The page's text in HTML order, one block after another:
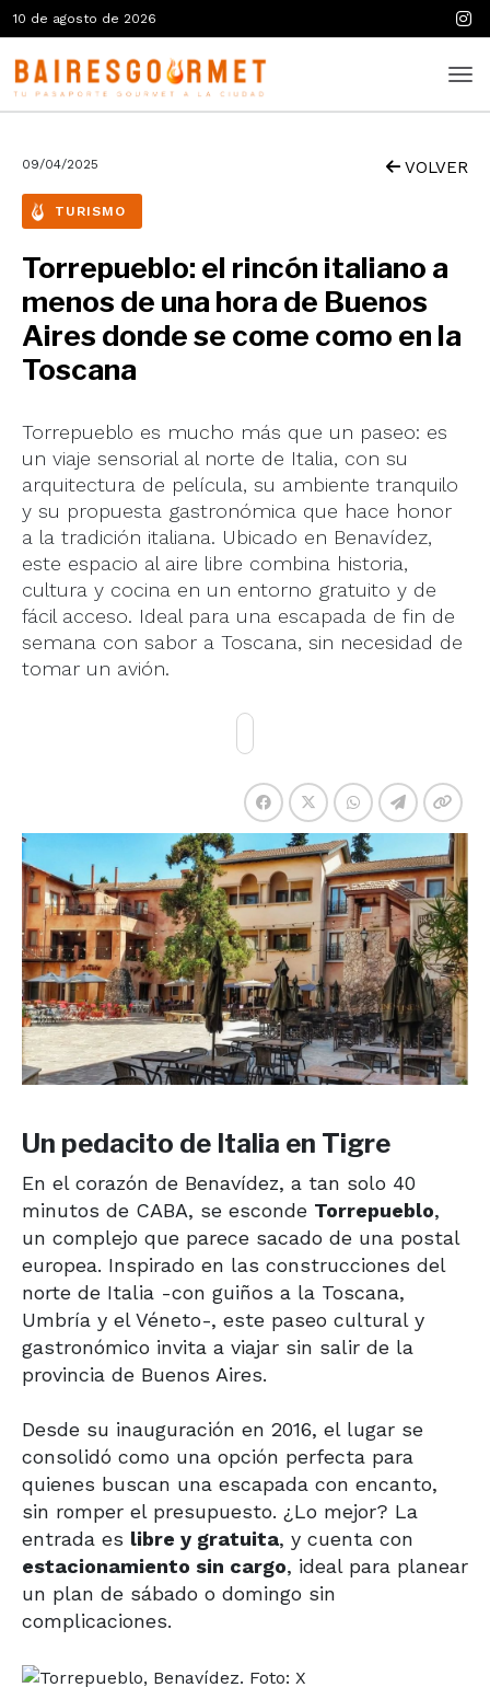
10 de agosto de 2026
09/04/2025 VOLVER
TURISMO
Torrepueblo: el rincón italiano a
menos de una hora de Buenos
Aires donde se come como en la
Toscana
Torrepueblo es mucho más que un paseo: es
un viaje sensorial al norte de Italia, con su
arquitectura de película, su ambiente tranquilo
y su propuesta gastronómica que hace honor
a la tradición italiana. Ubicado en Benavídez,
este espacio al aire libre combina historia,
cultura y cocina en un entorno gratuito y de
fácil acceso. Ideal para una escapada de fin de
semana con sabor a Toscana, sin necesidad de
tomar un avión.
Un pedacito de Italia en Tigre
En el corazón de Benavídez, a tan solo 40
minutos de CABA, se esconde Torrepueblo,
un complejo que parece sacado de una postal
europea. Inspirado en las construcciones del
norte de Italia -con guiños a la Toscana,
Umbría y el Véneto-, este paseo cultural y
gastronómico invita a viajar sin salir de la
provincia de Buenos Aires.
Desde su inauguración en 2016, el lugar se
consolidó como una opción perfecta para
quienes buscan una escapada con encanto,
sin romper el presupuesto. ¿Lo mejor? La
entrada es libre y gratuita, y cuenta con
estacionamiento sin cargo, ideal para planear
un plan de sábado o domingo sin
complicaciones.